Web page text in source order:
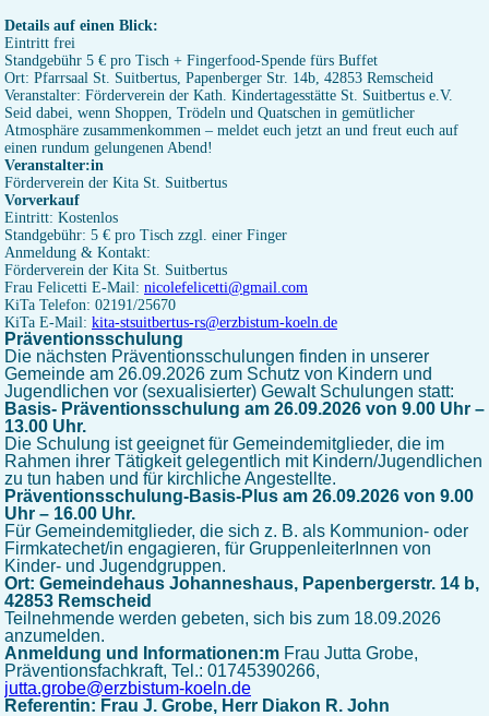
Details auf einen Blick:
Eintritt frei
Standgebühr 5 € pro Tisch + Fingerfood-Spende fürs Buffet
Ort: Pfarrsaal St. Suitbertus, Papenberger Str. 14b, 42853 Remscheid
Veranstalter: Förderverein der Kath. Kindertagesstätte St. Suitbertus e.V.
Seid dabei, wenn Shoppen, Trödeln und Quatschen in gemütlicher
Atmosphäre zusammenkommen – meldet euch jetzt an und freut euch auf
einen rundum gelungenen Abend!
Veranstalter:in
Förderverein der Kita St. Suitbertus⁠
Vorverkauf
Eintritt: Kostenlos
Standgebühr: 5 € pro Tisch zzgl. einer Finger
Anmeldung & Kontakt:
Förderverein der Kita St. Suitbertus⁠
Frau Felicetti E-Mail: nicolefelicetti@gmail.com
KiTa Telefon: 02191/25670
KiTa E-Mail: kita-stsuitbertus-rs@erzbistum-koeln.de
Präventionsschulung
Die nächsten Präventionsschulungen finden in unserer
Gemeinde am 26.09.2026 zum Schutz von Kindern und
Jugendlichen vor (sexualisierter) Gewalt Schulungen statt:
Basis- Präventionsschulung am 26.09.2026 von 9.00 Uhr –
13.00 Uhr.
Die Schulung ist geeignet für Gemeindemitglieder, die im
Rahmen ihrer Tätigkeit gelegentlich mit Kindern/Jugendlichen
zu tun haben und für kirchliche Angestellte.
Präventionsschulung-Basis-Plus am 26.09.2026 von 9.00
Uhr – 16.00 Uhr.
Für Gemeindemitglieder, die sich z. B. als Kommunion- oder
Firmkatechet/in engagieren, für GruppenleiterInnen von
Kinder- und Jugendgruppen.
Ort: Gemeindehaus Johanneshaus, Papenbergerstr. 14 b,
42853 Remscheid
Teilnehmende werden gebeten, sich bis zum 18.09.2026
anzumelden.
Anmeldung und Informationen:m Frau Jutta Grobe,
Präventionsfachkraft, Tel.: 01745390266,
jutta.grobe@erzbistum-koeln.de
Referentin: Frau J. Grobe, Herr Diakon R. John